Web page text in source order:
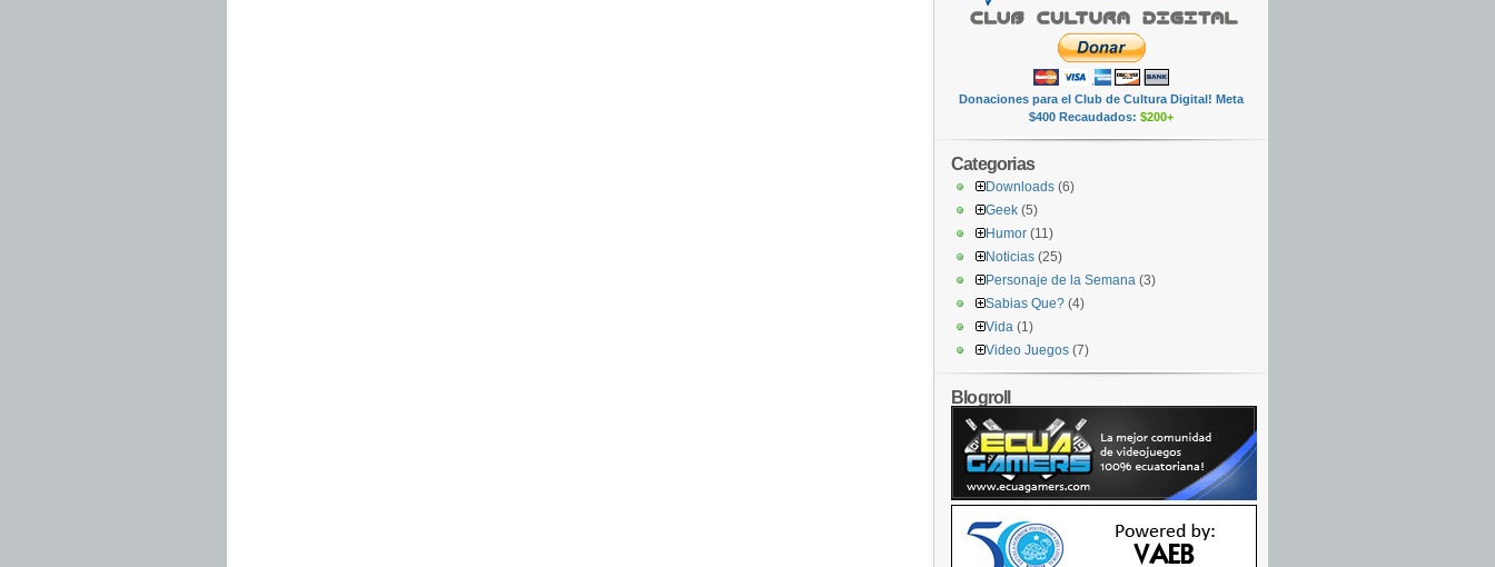
Donaciones para el Club de Cultura Digital! Meta
$400 Recaudados: $200+
Categorias
Downloads (6)
Geek (5)
Humor (11)
Noticias (25)
Personaje de la Semana (3)
Sabias Que? (4)
Vida (1)
Video Juegos (7)
Blogroll